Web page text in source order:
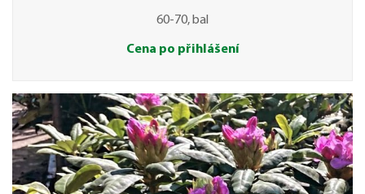
60-70, bal
Cena po přihlášení